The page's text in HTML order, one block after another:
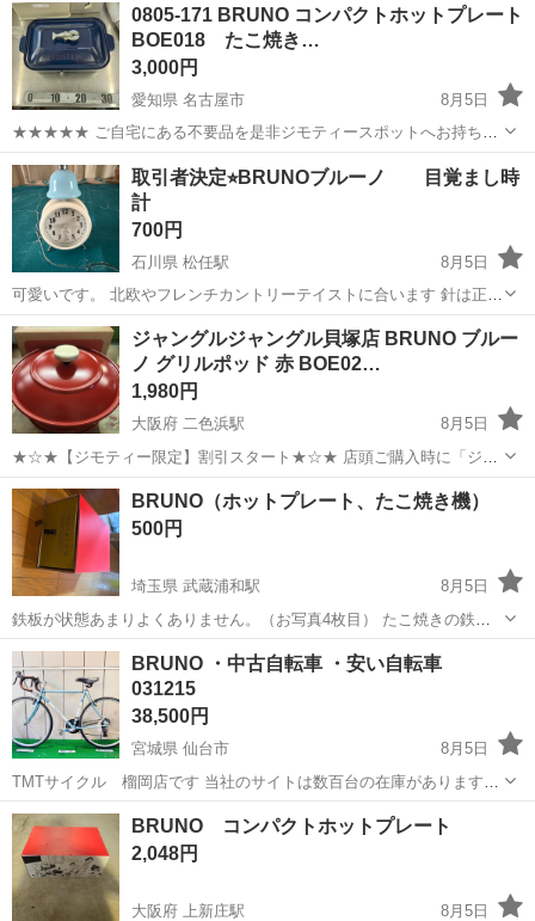
0805-171 BRUNO コンパクトホットプレート
BOE018 たこ焼き…
3,000円
愛知県 名古屋市
8月5日
★★★★★ ご自宅にある不要品を是非ジモティースポットへお持ち込
みしませんか？ 家電、趣味・スポーツ・レジャー用品、こども用品、
衣料服飾品、生活雑貨、家具、本、CD・DVDなどが無料でまとめて持
ち込めます！ ※詳細はこ...
愛知 名古屋市 キッチン家電 BRUNO
取引者決定⭐︎BRUNOブルーノ 目覚まし時
計
700円
石川県 松任駅
8月5日
可愛いです。 北欧やフレンチカントリーテイストに合います 針は正確
です電池は外してオマケとして付けます。 目覚ましの動作確認済みで
問題ありません 高さは1番高いところで12センチ 奥行き5センチで
す 電池のフタはありま...
石川 白山市 松任駅
ジャングルジャングル貝塚店 BRUNO ブルー
ノ グリルポッド 赤 BOE02…
1,980円
大阪府 二色浜駅
8月5日
★☆★【ジモティー限定】割引スタート★☆★ 店頭ご購入時に「ジモ
ティーを見た」とお伝え頂くと 【店頭価格より 家具•家電は7%OFF！
その他商品は3%OFF!!】にてご購入出来ます！ 家具ならご自身でお持
ち帰りの場合に...
大阪 貝塚市 キッチン家電 ジャングル
BRUNO（ホットプレート、たこ焼き機）
500円
埼玉県 武蔵浦和駅
8月5日
鉄板が状態あまりよくありません。（お写真4枚目） たこ焼きの鉄板
は綺麗です。（お写真5枚目） 直接とりに来れる方よろしくお願いし
ます。 元値11000円
埼玉 さいたま市 武蔵浦和駅 キッチン家電
BRUNO ・中古自転車 ・安い自転車
031215
38,500円
宮城県 仙台市
8月5日
TMTサイクル 榴岡店です 当社のサイトは数百台の在庫があります。
tmt株式会社 仙台を検索すれば、出てきます。 地図で検索のキーワー
ド： TMTサイクル 、リエス榴岡公園 古物商番号: 第
22103000297...
宮城 仙台市 BRUNO
BRUNO コンパクトホットプレート
2,048円
大阪府 上新庄駅
8月5日